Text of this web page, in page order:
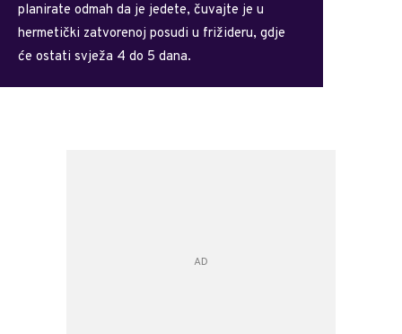
planirate odmah da je jedete, čuvajte je u
hermetički zatvorenoj posudi u frižideru, gdje
će ostati svježa 4 do 5 dana.